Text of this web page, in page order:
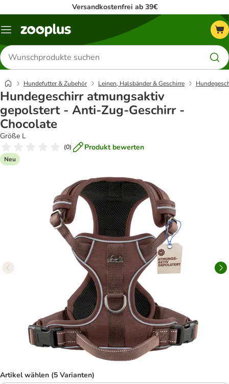
Versandkostenfrei ab 39€
Menü
Produkte
suchen
Hundefutter & Zubehör Leinen, Halsbänder & Geschirre
Hundegeschirr atmungsaktiv
gepolstert - Anti-Zug-Geschirr -
Chocolate
Größe L
(0) Produkt bewerten
Neu
Artikel wählen (5 Varianten)